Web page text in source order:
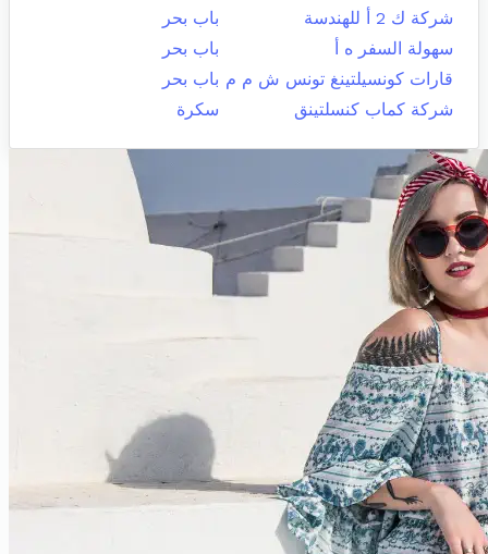
شركة ك 2 أ للهندسة
باب بحر
سهولة السفر ه أ
باب بحر
قارات كونسيلتينغ تونس ش م م باب بحر
شركة كماب كنسلتينق
سكرة